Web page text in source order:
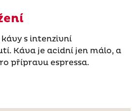
s intenzivní
Káva je acidní jen málo, a
přípravu espressa.